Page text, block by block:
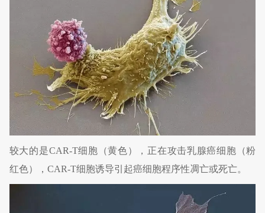
较大的是CAR-T细胞（黄色），正在攻击乳腺癌细胞（粉
红色），CAR-T细胞诱导引起癌细胞程序性凋亡或死亡。